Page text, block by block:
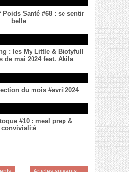
Poids Santé #68 : se sentir
belle
: les My Little & Biotyfull
de mai 2024 feat. Akila
du mois #avril2024
#10 : meal prep &
convivialité